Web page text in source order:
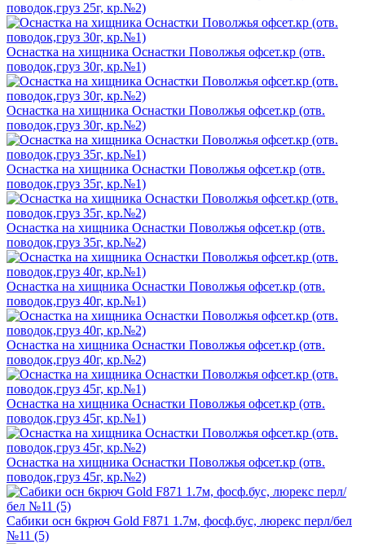
поводок,груз 25г, кр.№2)
Оснастка на хищника Оснастки Поволжья офсет.кр (отв.
поводок,груз 30г, кр.№1)
Оснастка на хищника Оснастки Поволжья офсет.кр (отв.
поводок,груз 30г, кр.№2)
Оснастка на хищника Оснастки Поволжья офсет.кр (отв.
поводок,груз 35г, кр.№1)
Оснастка на хищника Оснастки Поволжья офсет.кр (отв.
поводок,груз 35г, кр.№2)
Оснастка на хищника Оснастки Поволжья офсет.кр (отв.
поводок,груз 40г, кр.№1)
Оснастка на хищника Оснастки Поволжья офсет.кр (отв.
поводок,груз 40г, кр.№2)
Оснастка на хищника Оснастки Поволжья офсет.кр (отв.
поводок,груз 45г, кр.№1)
Оснастка на хищника Оснастки Поволжья офсет.кр (отв.
поводок,груз 45г, кр.№2)
Сабики осн 6крюч Gold F871 1.7м, фосф.бус, люрекс перл/бел
№11 (5)